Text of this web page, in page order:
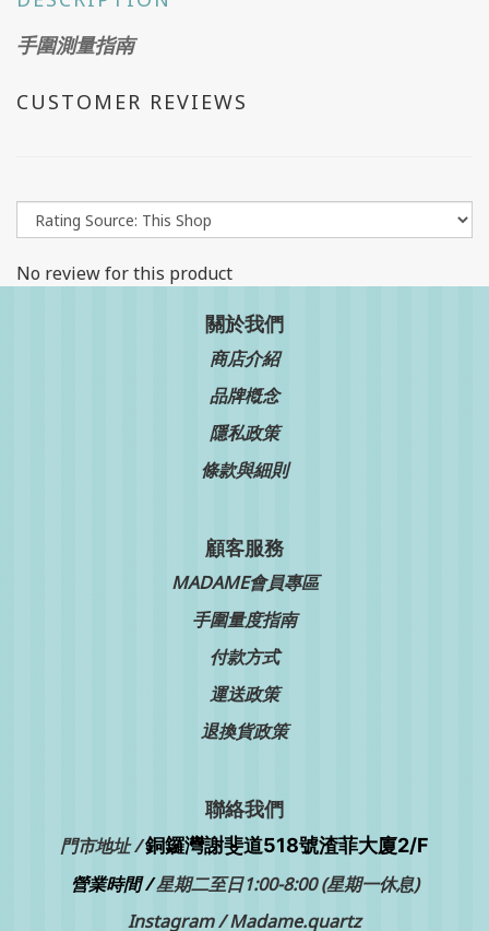
手圍測量指南
CUSTOMER REVIEWS
No review for this product
關於我們
商店介紹
品牌槪念
隱私政策
條款與細則
顧客服務
MADAME會員專區
手圍量度指南
付款方式
運送政策
退換貨政策
聯絡我們
門市地址 /銅鑼灣謝斐道518號渣菲大廈2/F
營業時間 /星期二至日1:00-8:00 (星期一休息)
Instagram /Madame.quartz